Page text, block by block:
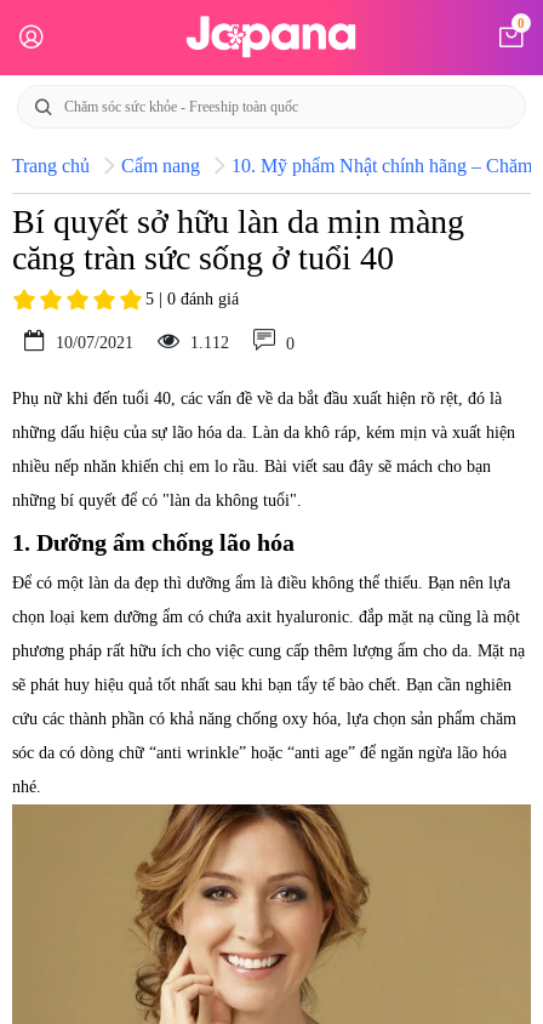
0
Trang chủ Cẩm nang 10. Mỹ phẩm Nhật chính hãng – Chăm
Bí quyết sở hữu làn da mịn màng
căng tràn sức sống ở tuổi 40
5 | 0 đánh giá
10/07/2021 1.112 0
Phụ nữ khi đến tuổi 40, các vấn đề về da bắt đầu xuất hiện rõ rệt, đó là
những dấu hiệu của sự lão hóa da. Làn da khô ráp, kém mịn và xuất hiện
nhiều nếp nhăn khiến chị em lo rầu. Bài viết sau đây sẽ mách cho bạn
những bí quyết để có "làn da không tuổi".
1. Dưỡng ẩm chống lão hóa
Để có một làn da đẹp thì dưỡng ẩm là điều không thể thiếu. Bạn nên lựa
chọn loại kem dưỡng ẩm có chứa axit hyaluronic. đắp mặt nạ cũng là một
phương pháp rất hữu ích cho việc cung cấp thêm lượng ẩm cho da. Mặt nạ
sẽ phát huy hiệu quả tốt nhất sau khi bạn tẩy tế bào chết. Bạn cần nghiên
cứu các thành phần có khả năng chống oxy hóa, lựa chọn sản phẩm chăm
sóc da có dòng chữ “anti wrinkle” hoặc “anti age” để ngăn ngừa lão hóa
nhé.